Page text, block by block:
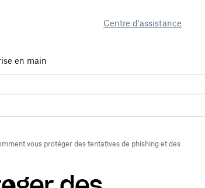
Centre d'assistance
en main
vous protéger des tentatives de phishing et des virus ?